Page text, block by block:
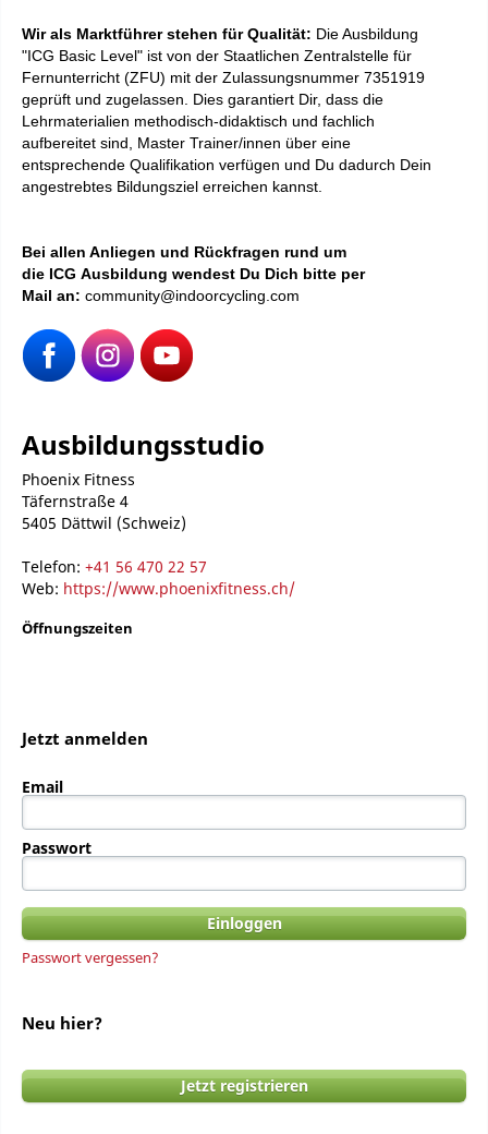
Wir als Marktführer stehen für Qualität: Die Ausbildung
"ICG Basic Level" ist von der Staatlichen Zentralstelle für
Fernunterricht (ZFU) mit der Zulassungsnummer 7351919
geprüft und zugelassen. Dies garantiert Dir, dass die
Lehrmaterialien methodisch-didaktisch und fachlich
aufbereitet sind, Master Trainer/innen über eine
entsprechende Qualifikation verfügen und Du dadurch Dein
angestrebtes Bildungsziel erreichen kannst.
Bei allen Anliegen und Rückfragen rund um
die ICG Ausbildung wendest Du Dich bitte per
Mail an: community@indoorcycling.com
Ausbildungsstudio
Phoenix Fitness
Täfernstraße 4
5405 Dättwil (Schweiz)
Telefon: +41 56 470 22 57
Web: https://www.phoenixfitness.ch/
Öffnungszeiten
Jetzt anmelden
Email
Passwort
Passwort vergessen?
Neu hier?
Jetzt registrieren